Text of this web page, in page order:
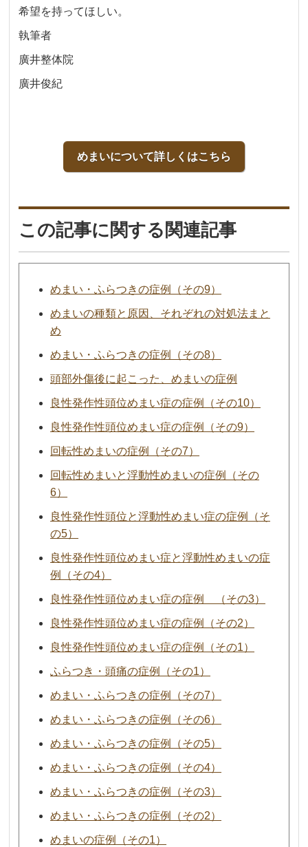
希望を持ってほしい。
執筆者
廣井整体院
廣井俊紀
めまいについて詳しくはこちら
この記事に関する関連記事
めまい・ふらつきの症例（その9）
めまいの種類と原因、それぞれの対処法まと
め
めまい・ふらつきの症例（その8）
頭部外傷後に起こった、めまいの症例
良性発作性頭位めまい症の症例（その10）
良性発作性頭位めまい症の症例（その9）
回転性めまいの症例（その7）
回転性めまいと浮動性めまいの症例（その
6）
良性発作性頭位と浮動性めまい症の症例（そ
の5）
良性発作性頭位めまい症と浮動性めまいの症
例（その4）
良性発作性頭位めまい症の症例 （その3）
良性発作性頭位めまい症の症例（その2）
良性発作性頭位めまい症の症例（その1）
ふらつき・頭痛の症例（その1）
めまい・ふらつきの症例（その7）
めまい・ふらつきの症例（その6）
めまい・ふらつきの症例（その5）
めまい・ふらつきの症例（その4）
めまい・ふらつきの症例（その3）
めまい・ふらつきの症例（その2）
めまいの症例（その1）